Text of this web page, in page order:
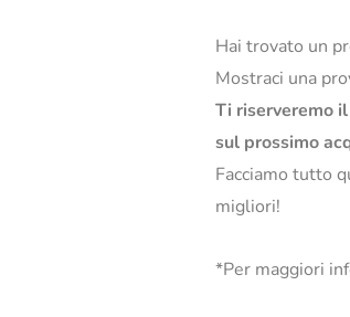
Hai trovato un
Mostraci una
Ti riserveremo
sul prossimo
Facciamo tutto
migliori!
*Per maggiori